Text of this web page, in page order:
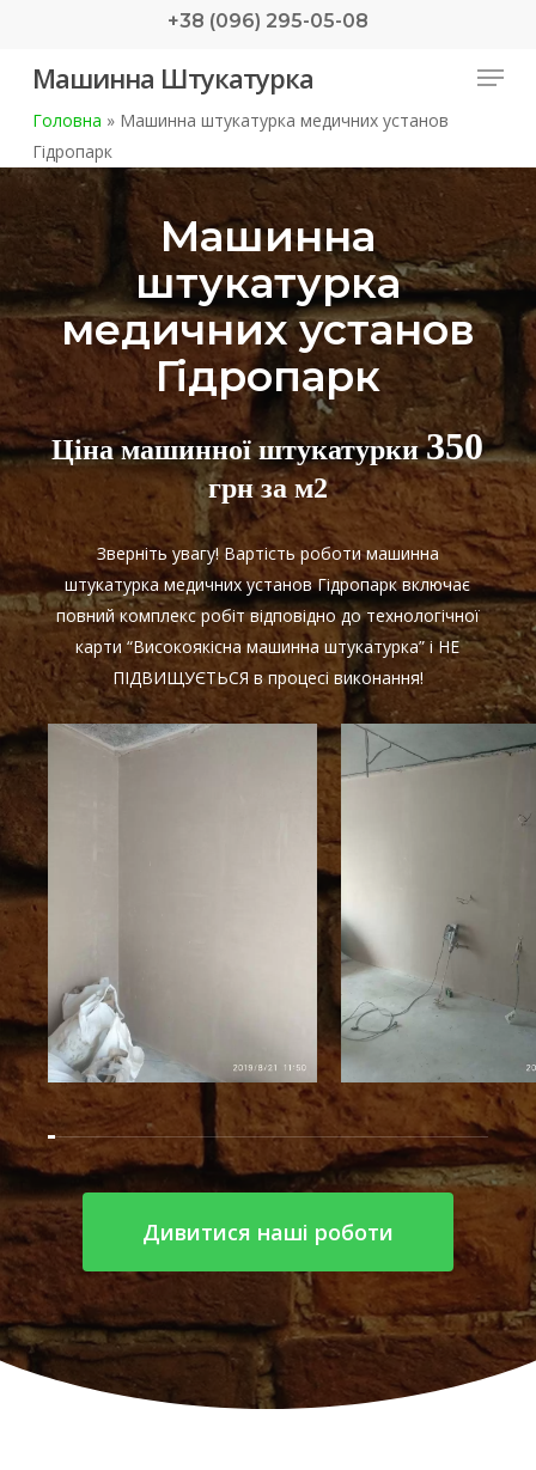
main
+38 (096) 295-05-08
Машинна Штукатурка Menu
Головна »Машинна штукатурка медичних установ
Гідропарк
Машинна
штукатурка
медичних установ
Гідропарк
Ціна машинної штукатурки350
грн за м2
Зверніть увагу! Вартість роботи машинна
штукатурка медичних установ Гідропарк включає
повний комплекс робіт відповідно до технологічної
карти “Високоякісна машинна штукатурка” і НЕ
ПІДВИЩУЄТЬСЯ в процесі виконання!
Дивитися наші роботи